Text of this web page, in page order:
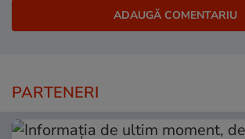
PARTENERI